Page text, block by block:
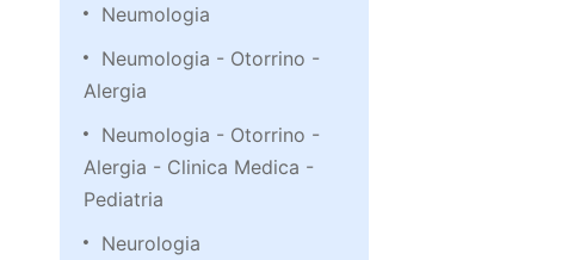
Neumologia
Neumologia - Otorrino -
Alergia
Neumologia - Otorrino -
Alergia - Clinica Medica -
Pediatria
Neurologia